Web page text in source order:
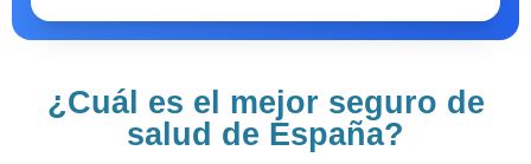
¿Cuál es el mejor seguro de
salud de España?